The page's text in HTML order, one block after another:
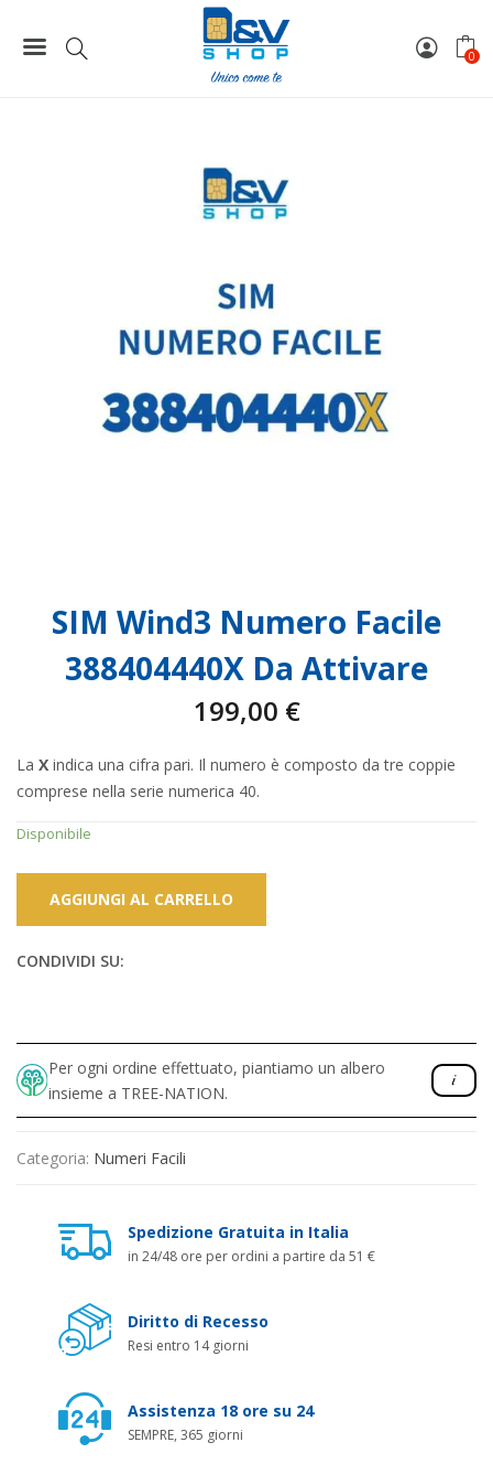
0
SIM Wind3 Numero Facile 388404440X Da Attivare
SIM Wind3 Numero Facile
388404440X Da Attivare
199,00 €
La X indica una cifra pari. Il numero è composto da tre coppie
comprese nella serie numerica 40.
Disponibile
AGGIUNGI AL CARRELLO
CONDIVIDI SU:
Per ogni ordine effettuato, piantiamo un albero
insieme a TREE-NATION.
Categoria: Numeri Facili
Spedizione Gratuita in Italia
in 24/48 ore per ordini a partire da 51 €
Diritto di Recesso
Resi entro 14 giorni
Assistenza 18 ore su 24
SEMPRE, 365 giorni